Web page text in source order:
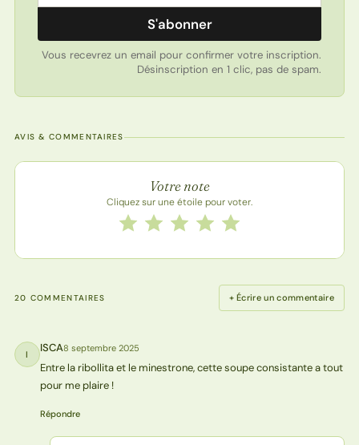
S'abonner
Vous recevrez un email pour confirmer votre inscription.
Désinscription en 1 clic, pas de spam.
AVIS & COMMENTAIRES
Note de la recette
Votre note
Cliquez sur une étoile pour voter.
Notez cette recette de 1 à 5 étoiles
5 étoiles
4 étoiles
3 étoiles
2 étoiles
1 étoile
20 COMMENTAIRES + Écrire un commentaire
I ISCA8 septembre 2025
Entre la ribollita et le minestrone, cette soupe consistante a tout
pour me plaire !
Répondre